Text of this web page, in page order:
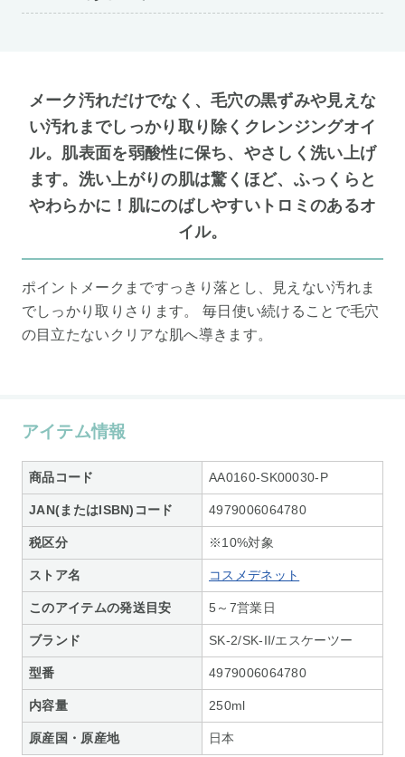
メーク汚れだけでなく、毛穴の黒ずみや見えな
い汚れまでしっかり取り除くクレンジングオイ
ル。肌表面を弱酸性に保ち、やさしく洗い上げ
ます。洗い上がりの肌は驚くほど、ふっくらと
やわらかに！肌にのばしやすいトロミのあるオ
イル。
ポイントメークまですっきり落とし、見えない汚れま
でしっかり取りさります。 毎日使い続けることで毛穴
の目立たないクリアな肌へ導きます。
アイテム情報
商品コード AA0160-SK00030-P
JAN(またはISBN)コード 4979006064780
税区分 ※10%対象
ストア名 コスメデネット
このアイテムの発送目安 5～7営業日
ブランド SK-2/SK-II/エスケーツー
型番 4979006064780
内容量 250ml
原産国・原産地 日本